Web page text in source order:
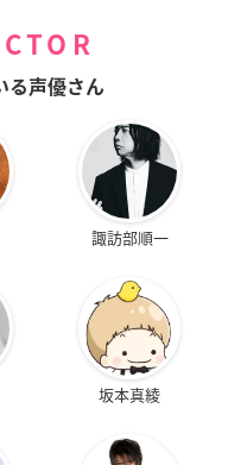
る声優さん
諏訪部順一
坂本真綾